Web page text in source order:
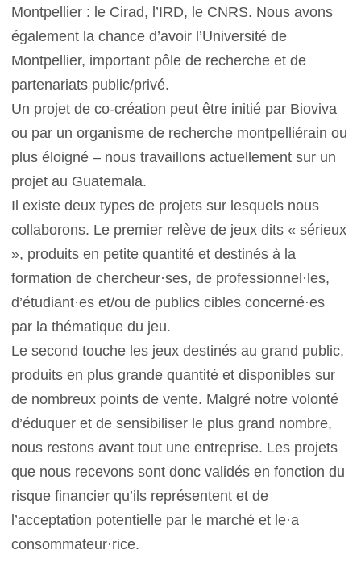
Montpellier : le Cirad, l’IRD, le CNRS. Nous avons
également la chance d’avoir l’Université de
Montpellier, important pôle de recherche et de
partenariats public/privé.
Un projet de co-création peut être initié par Bioviva
ou par un organisme de recherche montpelliérain ou
plus éloigné – nous travaillons actuellement sur un
projet au Guatemala.
Il existe deux types de projets sur lesquels nous
collaborons. Le premier relève de jeux dits « sérieux
», produits en petite quantité et destinés à la
formation de chercheur·ses, de professionnel·les,
d’étudiant·es et/ou de publics cibles concerné·es
par la thématique du jeu.
Le second touche les jeux destinés au grand public,
produits en plus grande quantité et disponibles sur
de nombreux points de vente. Malgré notre volonté
d’éduquer et de sensibiliser le plus grand nombre,
nous restons avant tout une entreprise. Les projets
que nous recevons sont donc validés en fonction du
risque financier qu’ils représentent et de
l’acceptation potentielle par le marché et le·a
consommateur·rice.